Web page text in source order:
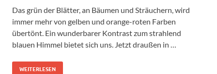
Das grün der Blätter, an Bäumen und Sträuchern, wird
immer mehr von gelben und orange-roten Farben
übertönt. Ein wunderbarer Kontrast zum strahlend
blauen Himmel bietet sich uns. Jetzt draußen in …
WEITERLESEN